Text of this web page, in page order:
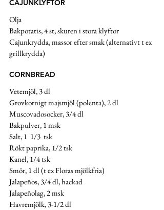
CAJUNKLYFTOR
Olja
Bakpotatis, 4 st, skuren i stora klyftor
Cajunkrydda, massor efter smak (alternativt t ex
grillkrydda)
CORNBREAD
Vetemjöl, 3 dl
Grovkornigt majsmjöl (polenta), 2 dl
Muscovadosocker, 3/4 dl
Bakpulver, 1 msk
Salt, 1  1/3  tsk
Rökt paprika, 1/2 tsk
Kanel, 1/4 tsk
Smör, 1 dl (t ex Floras mjölkfria)
Jalapeños, 3/4 dl, hackad
Jalapeñolag, 2 msk
Havremjölk, 3-1/2 dl